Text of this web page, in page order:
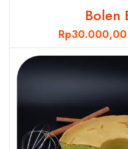
Bolen
Rp30.000,00